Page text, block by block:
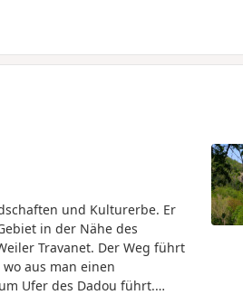
und Kulturerbe. Er
in der Nähe des
Travanet. Der Weg führt
aus man einen
Ufer des Dadou führt.